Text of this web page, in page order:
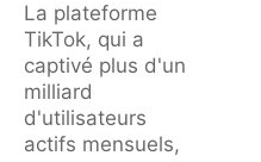
La plateforme
TikTok, qui a
captivé plus d'un
milliard
d'utilisateurs
actifs mensuels,